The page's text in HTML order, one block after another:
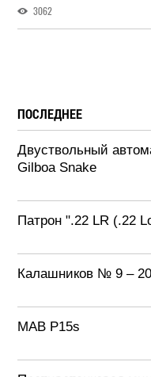
3062
ПОСЛЕДНЕЕ
Двуствольный
Gilboa Snake
Патрон ".22 LR (.22
Калашников № 9 –
MAB P15s